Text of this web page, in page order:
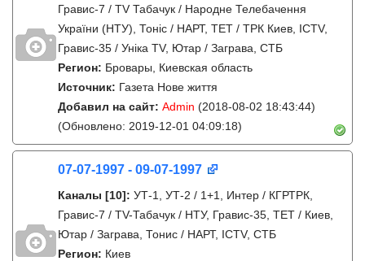
Гравис-7 / TV Табачук / Народне Телебачення
України (НТУ), Тонiс / НАРТ, ТЕТ / ТРК Киев, ICTV,
Гравис-35 / Унiка TV, Ютар / Заграва, СТБ
Регион: Бровары, Киевская область
Источник: Газета Нове життя
Добавил на сайт: Admin (2018-08-02 18:43:44)
(Обновлено: 2019-12-01 04:09:18)
07-07-1997 - 09-07-1997
Каналы [10]: УТ-1, УТ-2 / 1+1, Интер / КГРТРК,
Гравис-7 / TV-Табачук / НТУ, Гравис-35, ТЕТ / Киев,
Ютар / Заграва, Тонис / НАРТ, ICTV, СТБ
Регион: Киев